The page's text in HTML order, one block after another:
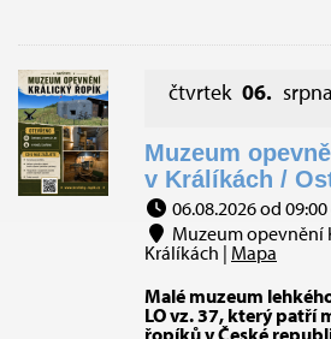
čtvrtek 06. srpna
Muzeum
v Králíkách /
06.08.2026 od
Muzeum opevnění
Králíkách | Mapa
Malé muzeum
LO vz. 37, který patří
řopíků v České